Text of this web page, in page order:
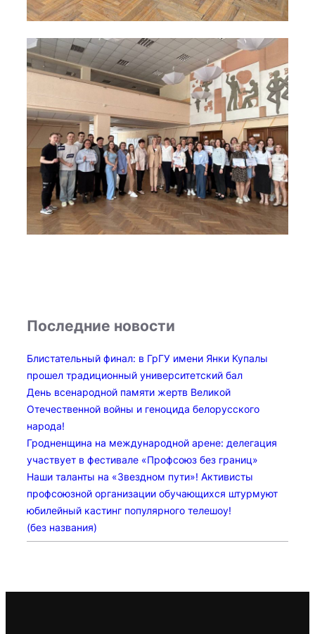
Последние новости
Блистательный финал: в ГрГУ имени Янки Купалы
прошел традиционный университетский бал
День всенародной памяти жертв Великой
Отечественной войны и геноцида белорусского
народа!
Гродненщина на международной арене: делегация
участвует в фестивале «Профсоюз без границ»
Наши таланты на «Звездном пути»! Активисты
профсоюзной организации обучающихся штурмуют
юбилейный кастинг популярного телешоу!
(без названия)